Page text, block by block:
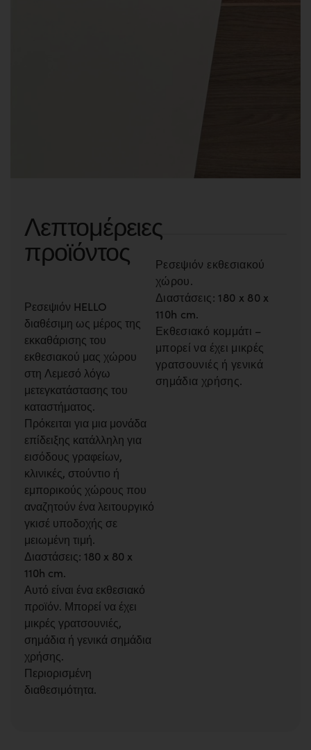
Λεπτομέρειες
προϊόντος
Ρεσεψιόν HELLO
διαθέσιμη ως μέρος της
εκκαθάρισης του
εκθεσιακού μας χώρου
στη Λεμεσό λόγω
μετεγκατάστασης του
καταστήματος.
Πρόκειται για μια μονάδα
επίδειξης κατάλληλη για
εισόδους γραφείων,
κλινικές, στούντιο ή
εμπορικούς χώρους που
αναζητούν ένα λειτουργικό
γκισέ υποδοχής σε
μειωμένη τιμή.
Διαστάσεις: 180 x 80 x
110h cm.
Αυτό είναι ένα εκθεσιακό
προϊόν. Μπορεί να έχει
μικρές γρατσουνιές,
σημάδια ή γενικά σημάδια
χρήσης.
Περιορισμένη
διαθεσιμότητα.
Ρεσεψιόν εκθεσιακού
χώρου.
Διαστάσεις: 180 x 80 x
110h cm.
Εκθεσιακό κομμάτι –
μπορεί να έχει μικρές
γρατσουνιές ή γενικά
σημάδια χρήσης.